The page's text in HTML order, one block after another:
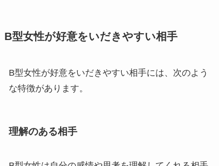
B型女性が好意をいだきやすい相手
B型女性が好意をいだきやすい相手には、次のよう
な特徴があります。
理解のある相手